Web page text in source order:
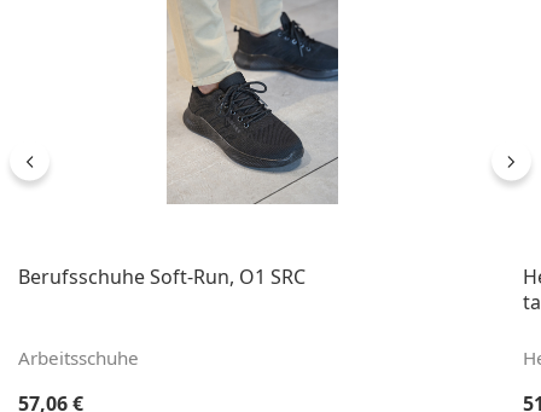
Berufsschuhe Soft-Run, O1 SRC
Arbeitsschuhe
Regulärer Preis:
57,06 €